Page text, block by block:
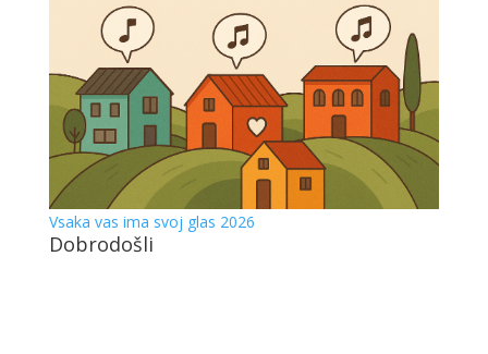
Vsaka vas ima svoj glas 2026
Dobrodošli